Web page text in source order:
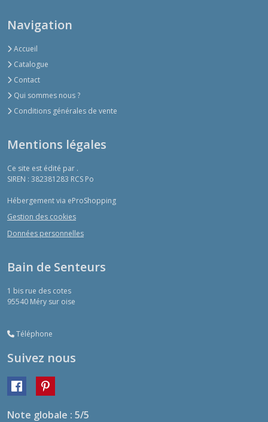
Navigation
Accueil
Catalogue
Contact
Qui sommes nous ?
Conditions générales de vente
Mentions légales
Ce site est édité par .
SIREN : 382381283 RCS Po
Hébergement via eProShopping
Gestion des cookies
Données personnelles
Bain de Senteurs
1 bis rue des cotes
95540 Méry sur oise
Téléphone
Suivez nous
Note globale : 5/5